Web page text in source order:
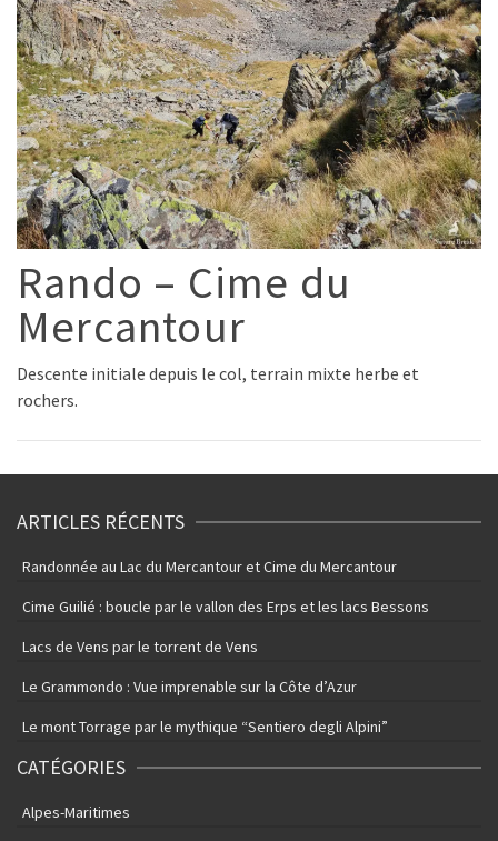
Rando – Cime du
Mercantour
Descente initiale depuis le col, terrain mixte herbe et
rochers.
ARTICLES RÉCENTS
Randonnée au Lac du Mercantour et Cime du Mercantour
Cime Guilié : boucle par le vallon des Erps et les lacs Bessons
Lacs de Vens par le torrent de Vens
Le Grammondo : Vue imprenable sur la Côte d’Azur
Le mont Torrage par le mythique “Sentiero degli Alpini”
CATÉGORIES
Alpes-Maritimes